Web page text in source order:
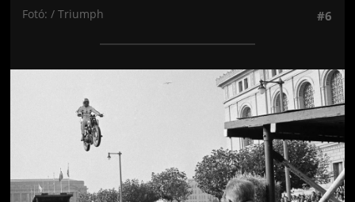
Fotó: / Triumph #6
Jön még kép!